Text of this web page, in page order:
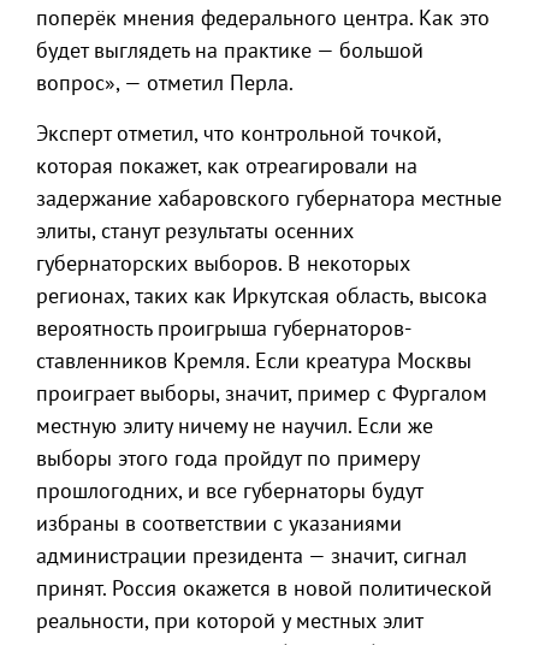
поперёк мнения федерального центра. Как это
будет выглядеть на практике — большой
вопрос», — отметил Перла.
Эксперт отметил, что контрольной точкой,
которая покажет, как отреагировали на
задержание хабаровского губернатора местные
элиты, станут результаты осенних
губернаторских выборов. В некоторых
регионах, таких как Иркутская область, высока
вероятность проигрыша губернаторов-
ставленников Кремля. Если креатура Москвы
проиграет выборы, значит, пример с Фургалом
местную элиту ничему не научил. Если же
выборы этого года пройдут по примеру
прошлогодних, и все губернаторы будут
избраны в соответствии с указаниями
администрации президента — значит, сигнал
принят. Россия окажется в новой политической
реальности, при которой у местных элит